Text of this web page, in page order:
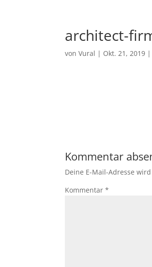
architect-
vonVural | Okt. 21, 2019
Kommentar
Deine E-Mail-Adresse
Kommentar*